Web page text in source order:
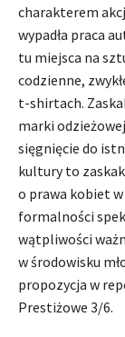
charakterem
wypadła praca
tu miejsca na
codzienne,
t-shirtach.
marki
sięgnięcie do
kultury to
o prawa kobiet
formalności
wątpliwości
w środowisku
propozycja w
Prestiżowe 3/6.